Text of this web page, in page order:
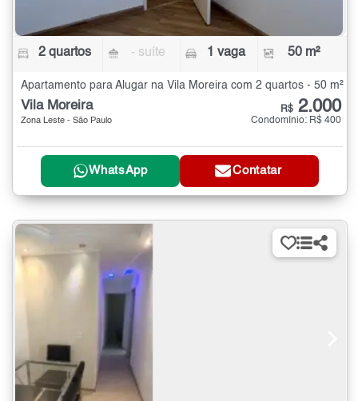
2 quartos - suíte 1 vaga 50 m²
Apartamento para Alugar na Vila Moreira com 2 quartos - 50 m²
Vila Moreira
Zona Leste - São Paulo
R$ 2.000
Condomínio: R$ 400
WhatsApp Contatar